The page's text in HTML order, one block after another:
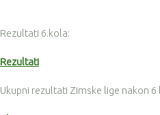
Rezultati 6.kola:
Rezultati
Ukupni rezultati Zimske lige nakon 6